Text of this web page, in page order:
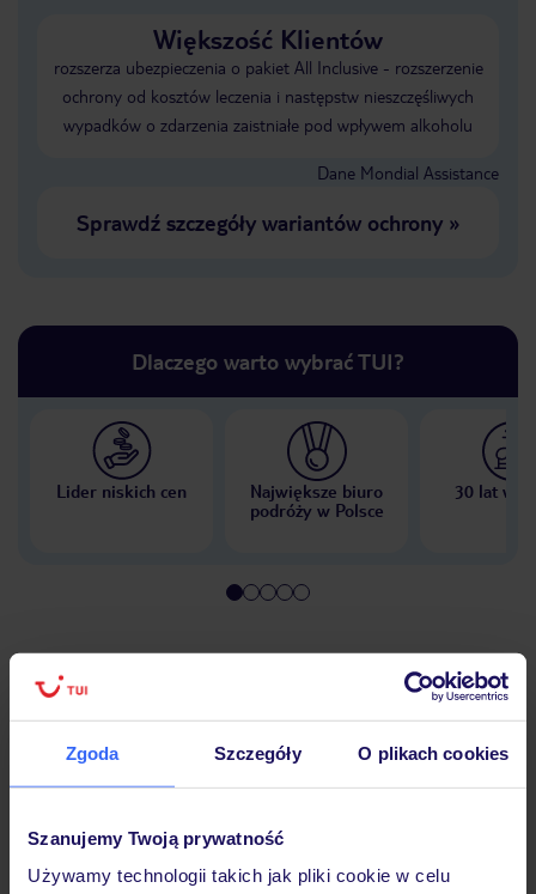
Zgoda Szczegóły O plikach cookies
Szanujemy Twoją prywatność
Używamy technologii takich jak pliki cookie w celu
Większość Klientów
rozszerza ubezpieczenia o pakiet All Inclusive - rozszerzenie
ochrony od kosztów leczenia i następstw nieszczęśliwych
wypadków o zdarzenia zaistniałe pod wpływem alkoholu
Dane Mondial Assistance
Sprawdź szczegóły wariantów ochrony»
Dlaczego warto wybrać TUI?
Lider niskich cen
Największe biuro
podróży w Polsce
30 lat w
Hotel
Pokoje
Wyżywienie